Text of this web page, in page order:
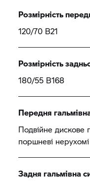
Розмірність
120/70 B21
Розмірність
180/55 B168
Передня
Подвійне дискове
поршневі
Задня гальмівна